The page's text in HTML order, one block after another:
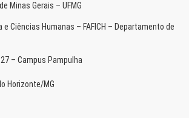
Minas Gerais – UFMG
e Ciências Humanas – FAFICH – Departamento de
– Campus Pampulha
Horizonte/MG